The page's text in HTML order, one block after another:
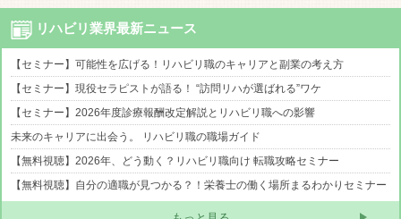
リハビリ業界最新ニュース
【セミナー】可能性を広げる！リハビリ職のキャリアと副業の考え方
【セミナー】現役セラピストが語る！ “訪問リハが選ばれる”ワケ
【セミナー】2026年度診療報酬改定解説とリハビリ職への影響
未来のキャリアに出会う。 リハビリ職の職場ガイド
【無料視聴】2026年、どう動く？リハビリ職向け 転職攻略セミナー
【無料視聴】自分の適職が見つかる？！栄養士の働く場所まるわかりセミナー